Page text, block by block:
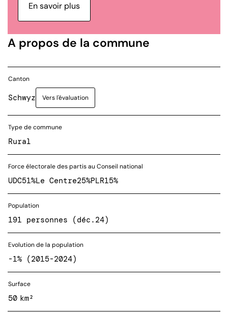
En savoir plus
A propos de la commune
Canton
Schwyz Vers l'évaluation
Type de commune
Rural
Force électorale des partis au Conseil national
UDC51%Le Centre25%PLR15%
Population
191 personnes (déc.24)
Evolution de la population
-1% (2015-2024)
Surface
50 km²